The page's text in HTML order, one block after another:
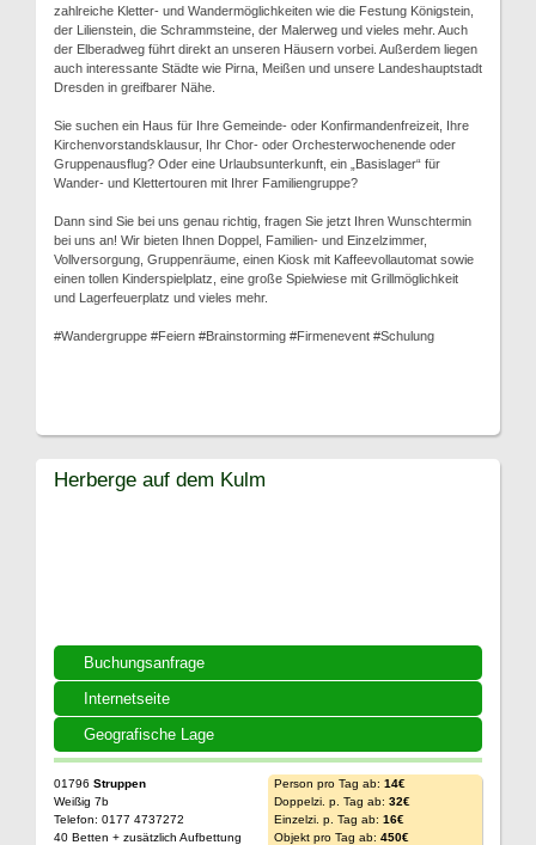
zahlreiche Kletter- und Wandermöglichkeiten wie die Festung Königstein,
der Lilienstein, die Schrammsteine, der Malerweg und vieles mehr. Auch
der Elberadweg führt direkt an unseren Häusern vorbei. Außerdem liegen
auch interessante Städte wie Pirna, Meißen und unsere Landeshauptstadt
Dresden in greifbarer Nähe.
Sie suchen ein Haus für Ihre Gemeinde- oder Konfirmandenfreizeit, Ihre
Kirchenvorstandsklausur, Ihr Chor- oder Orchesterwochenende oder
Gruppenausflug? Oder eine Urlaubsunterkunft, ein „Basislager“ für
Wander- und Klettertouren mit Ihrer Familiengruppe?
Dann sind Sie bei uns genau richtig, fragen Sie jetzt Ihren Wunschtermin
bei uns an! Wir bieten Ihnen Doppel, Familien- und Einzelzimmer,
Vollversorgung, Gruppenräume, einen Kiosk mit Kaffeevollautomat sowie
einen tollen Kinderspielplatz, eine große Spielwiese mit Grillmöglichkeit
und Lagerfeuerplatz und vieles mehr.
#Wandergruppe #Feiern #Brainstorming #Firmenevent #Schulung
Buchungsanfrage
Internetseite
Geografische Lage
Herberge auf dem Kulm
01796 Struppen
Weißig 7b
Telefon: 0177 4737272
40 Betten + zusätzlich Aufbettung
Person pro Tag ab: 14€
Doppelzi. p. Tag ab: 32€
Einzelzi. p. Tag ab: 16€
Objekt pro Tag ab: 450€